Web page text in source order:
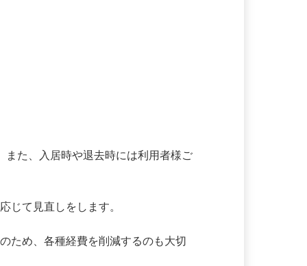
また、入居時や退去時には利用者様ご
応じて見直しをします。
ため、各種経費を削減するのも大切